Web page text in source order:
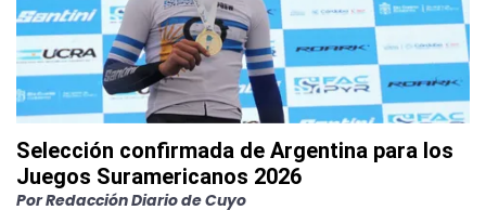
Selección confirmada de Argentina para los
Juegos Suramericanos 2026
PorRedacción Diario de Cuyo